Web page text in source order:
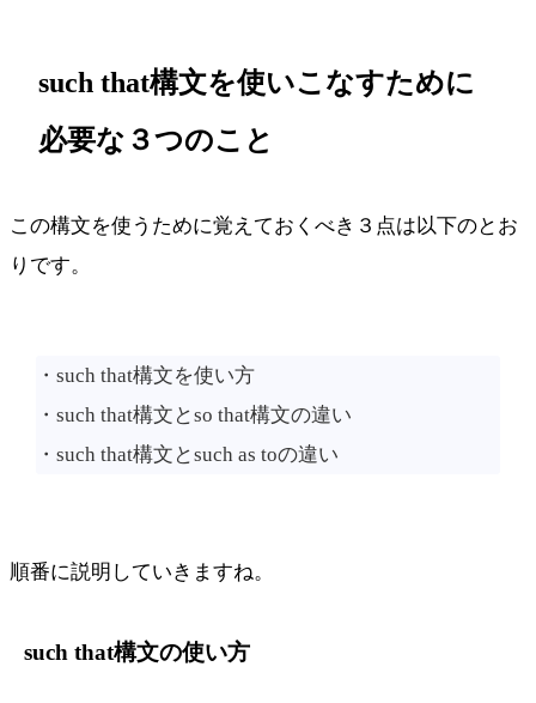
such that構文を使いこなすために
必要な３つのこと
この構文を使うために覚えておくべき３点は以下のとお
りです。
・such that構文を使い方
・such that構文とso that構文の違い
・such that構文とsuch as toの違い
順番に説明していきますね。
such that構文の使い方